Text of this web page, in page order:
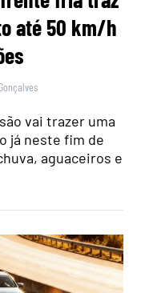
até 50 km/h
vai trazer uma
já neste fim de
aguaceiros e